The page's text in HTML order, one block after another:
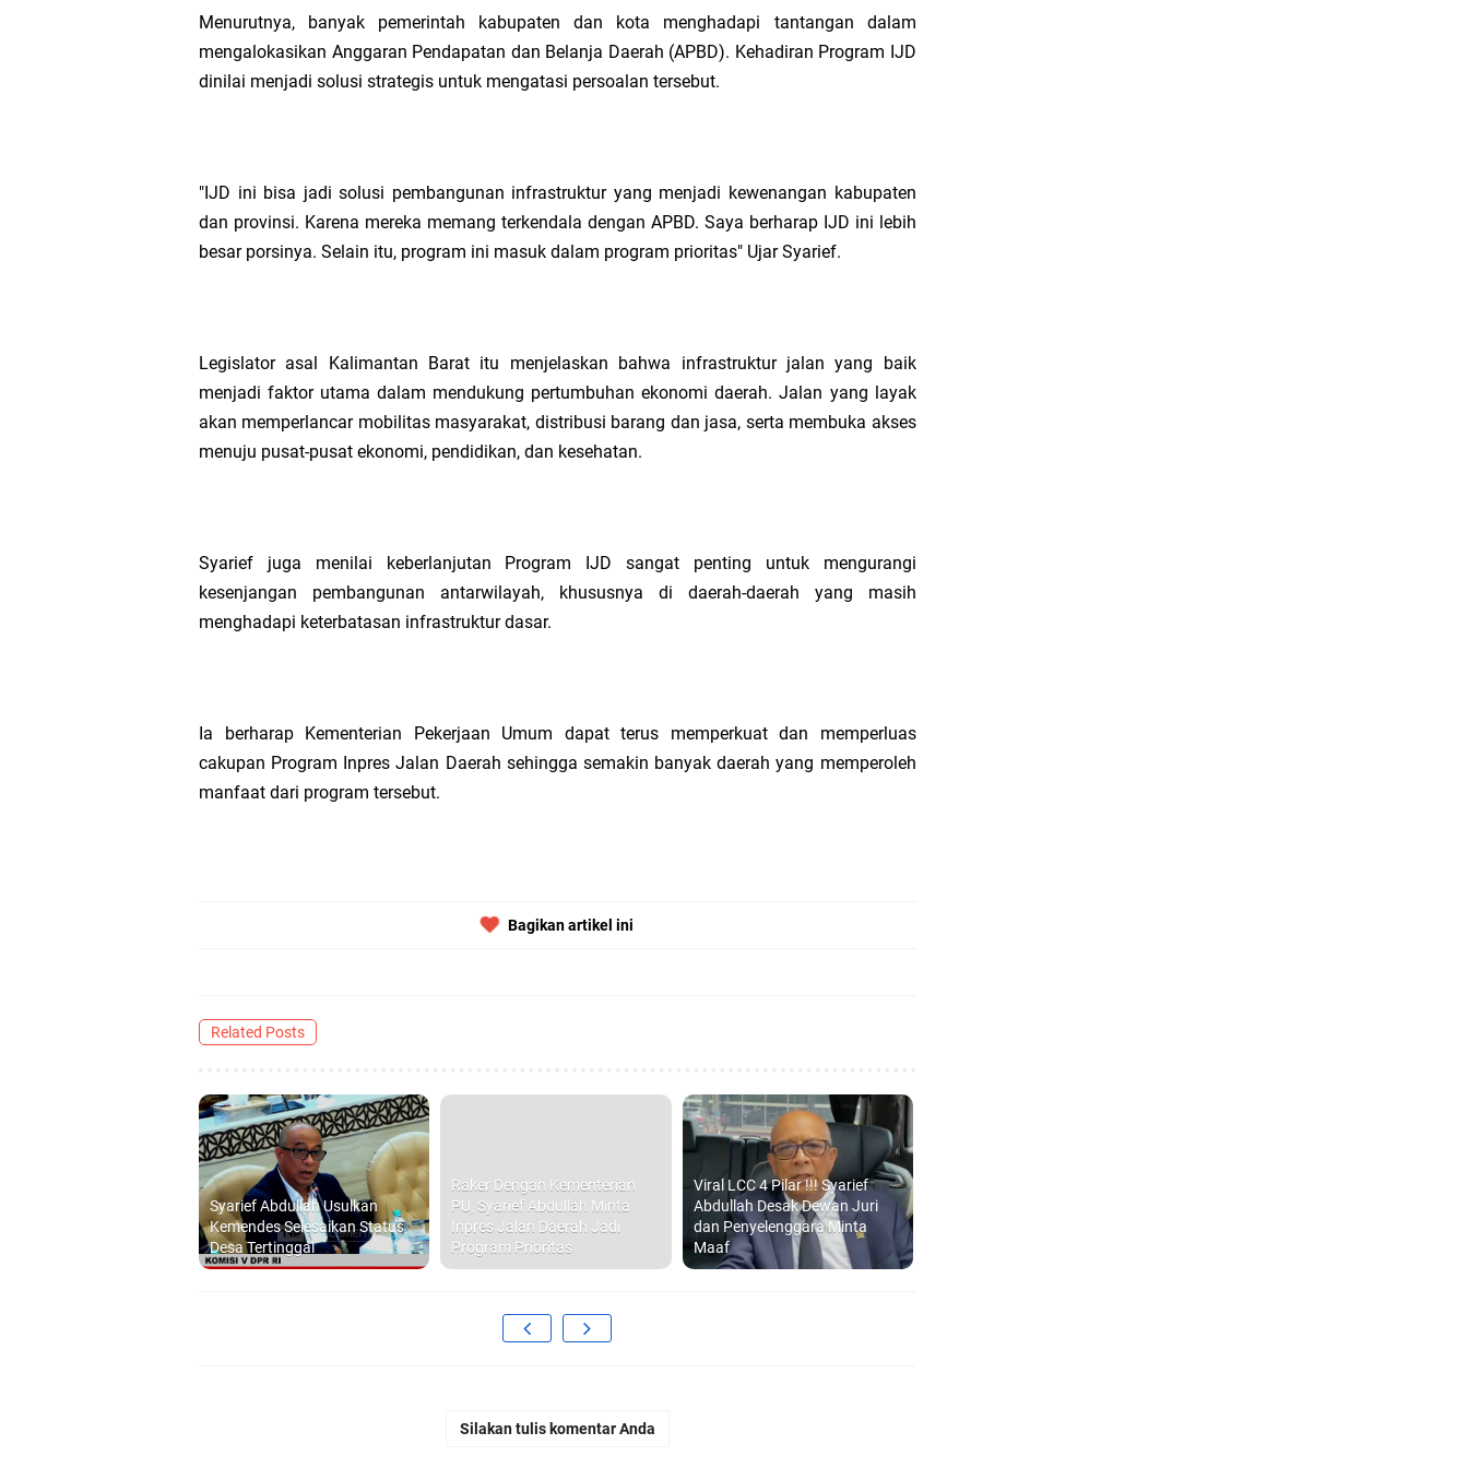
Menurutnya, banyak pemerintah kabupaten dan kota menghadapi tantangan dalam
mengalokasikan Anggaran Pendapatan dan Belanja Daerah (APBD). Kehadiran Program IJD
dinilai menjadi solusi strategis untuk mengatasi persoalan tersebut.
"IJD ini bisa jadi solusi pembangunan infrastruktur yang menjadi kewenangan kabupaten
dan provinsi. Karena mereka memang terkendala dengan APBD. Saya berharap IJD ini lebih
besar porsinya. Selain itu, program ini masuk dalam program prioritas" Ujar Syarief.
Legislator asal Kalimantan Barat itu menjelaskan bahwa infrastruktur jalan yang baik
menjadi faktor utama dalam mendukung pertumbuhan ekonomi daerah. Jalan yang layak
akan memperlancar mobilitas masyarakat, distribusi barang dan jasa, serta membuka akses
menuju pusat-pusat ekonomi, pendidikan, dan kesehatan.
Syarief juga menilai keberlanjutan Program IJD sangat penting untuk mengurangi
kesenjangan pembangunan antarwilayah, khususnya di daerah-daerah yang masih
menghadapi keterbatasan infrastruktur dasar.
Ia berharap Kementerian Pekerjaan Umum dapat terus memperkuat dan memperluas
cakupan Program Inpres Jalan Daerah sehingga semakin banyak daerah yang memperoleh
manfaat dari program tersebut.
Bagikan artikel ini
Related Posts
Syarief Abdullah Usulkan
Kemendes Selesaikan Status
Desa Tertinggal
Raker Dengan Kementerian
PU, Syarief Abdullah Minta
Inpres Jalan Daerah Jadi
Program Prioritas
Viral LCC 4 Pilar !!! Syarief
Abdullah Desak Dewan Juri
dan Penyelenggara Minta
Maaf
Silakan tulis komentar Anda